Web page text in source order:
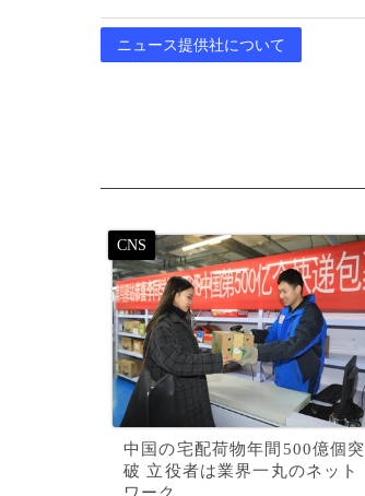
ニュース提供社について
中国の宅配荷物年間500億個突
破 立役者は業界一丸のネット